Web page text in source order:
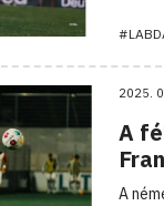
2025.
A
A